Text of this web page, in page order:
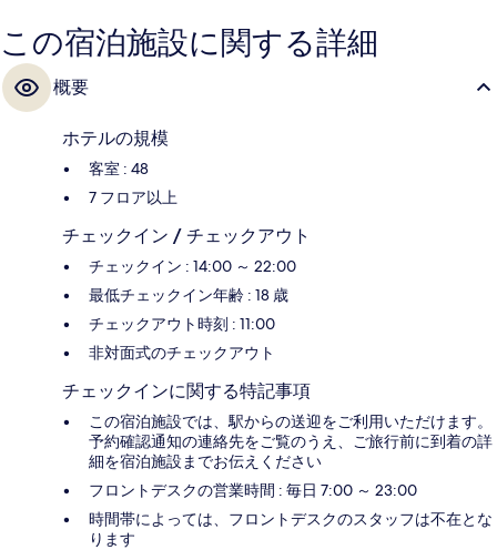
この宿泊施設に関する詳細
概要
ホテルの規模
客室 : 48
7 フロア以上
チェックイン / チェックアウト
チェックイン : 14:00 ～ 22:00
最低チェックイン年齢 : 18 歳
チェックアウト時刻 : 11:00
非対面式のチェックアウト
チェックインに関する特記事項
この宿泊施設では、駅からの送迎をご利用いただけます。
予約確認通知の連絡先をご覧のうえ、ご旅行前に到着の詳
細を宿泊施設までお伝えください
フロントデスクの営業時間 : 毎日 7:00 ～ 23:00
時間帯によっては、フロントデスクのスタッフは不在とな
ります